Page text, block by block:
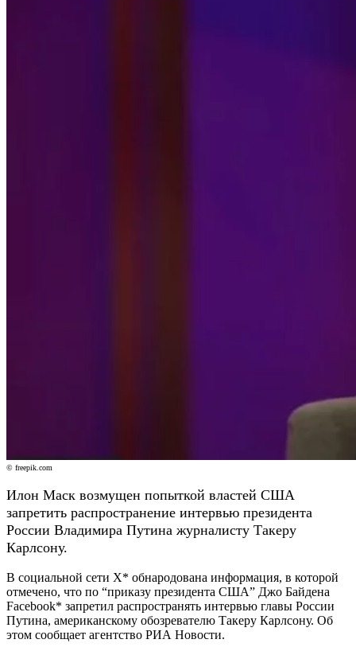
© freepik.com
Илон Маск возмущен попыткой властей США
запретить распространение интервью президента
России Владимира Путина журналисту Такеру
Карлсону.
В социальной сети Х* обнародована информация, в которой
отмечено, что по “приказу президента США” Джо Байдена
Facebook* запретил распространять интервью главы России
Путина, американскому обозревателю Такеру Карлсону. Об
этом сообщает агентство РИА Новости.